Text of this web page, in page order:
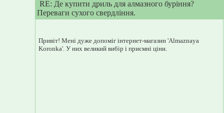
RE: Де купити дриль для алмазного буріння?
Переваги сухого свердління.
Привіт! Мені дуже допоміг інтернет-магазин 'Almaznaya
Koronka'. У них великий вибір і приємні ціни.